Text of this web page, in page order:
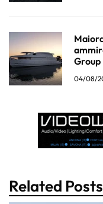
Group
04/08/
Related Posts